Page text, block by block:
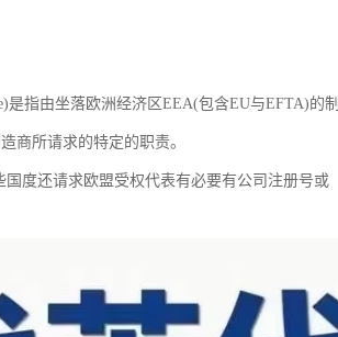
是指由坐落欧洲经济区EEA(包含EU与EFTA)的制
商所请求的特定的职责。
度还请求欧盟受权代表有必要有公司注册号或